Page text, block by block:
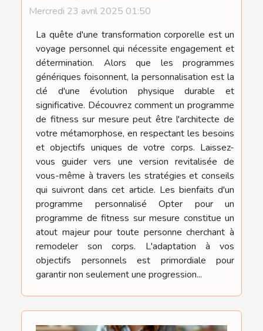
Mercredi 23 avril 2025 01:50
La quête d'une transformation corporelle est un
voyage personnel qui nécessite engagement et
détermination. Alors que les programmes
génériques foisonnent, la personnalisation est la
clé d'une évolution physique durable et
significative. Découvrez comment un programme
de fitness sur mesure peut être l'architecte de
votre métamorphose, en respectant les besoins
et objectifs uniques de votre corps. Laissez-
vous guider vers une version revitalisée de
vous-même à travers les stratégies et conseils
qui suivront dans cet article. Les bienfaits d'un
programme personnalisé Opter pour un
programme de fitness sur mesure constitue un
atout majeur pour toute personne cherchant à
remodeler son corps. L'adaptation à vos
objectifs personnels est primordiale pour
garantir non seulement une progression...